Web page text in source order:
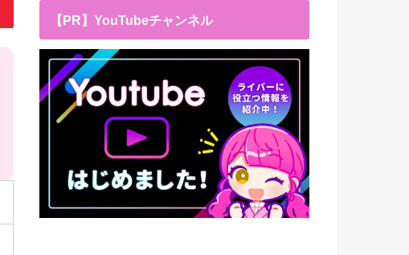
【PR】YouTubeチャンネル